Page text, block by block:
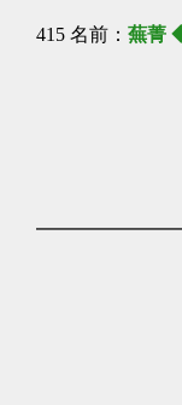
415 名前： 蕪菁
何だっ
|/
!
,ﾍヽ:| //
/ ﾄ二 {
i ',::|ﾍ
| !:!